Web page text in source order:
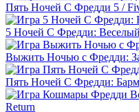
Пять Ночей С Фредди 5 /
5 Ночей С Фредди:
Выжить Ночью с Фредди:
Пять Ночей С Фредди: